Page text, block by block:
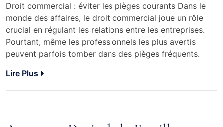
Droit commercial : éviter les pièges courants Dans le
monde des affaires, le droit commercial joue un rôle
crucial en régulant les relations entre les entreprises.
Pourtant, même les professionnels les plus avertis
peuvent parfois tomber dans des pièges fréquents.
Lire Plus